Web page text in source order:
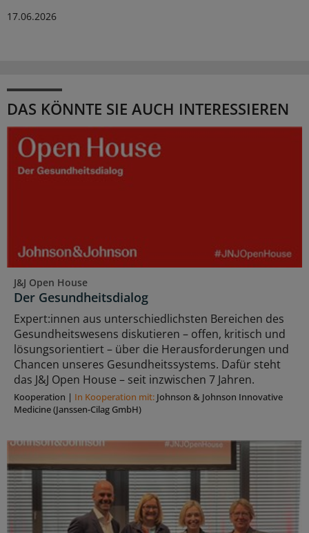
17.06.2026
DAS KÖNNTE SIE AUCH INTERESSIEREN
J&J Open House
Der Gesundheitsdialog
Expert:innen aus unterschiedlichsten Bereichen des
Gesundheitswesens diskutieren – offen, kritisch und
lösungsorientiert – über die Herausforderungen und
Chancen unseres Gesundheitssystems. Dafür steht
das J&J Open House – seit inzwischen 7 Jahren.
Kooperation | In Kooperation mit: Johnson & Johnson Innovative
Medicine (Janssen-Cilag GmbH)